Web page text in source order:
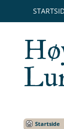
Startside